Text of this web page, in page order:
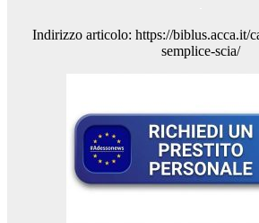
Indirizzo articolo: https://biblus.acca.it/
semplice-scia/